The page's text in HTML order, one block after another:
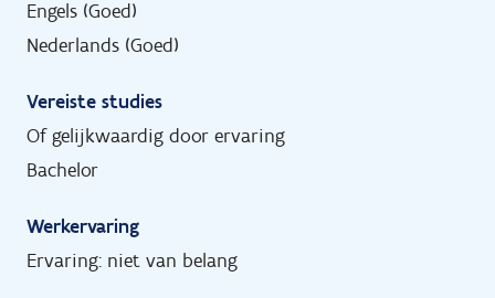
Engels (Goed)
Nederlands (Goed)
Vereiste studies
Of gelijkwaardig door ervaring
Bachelor
Werkervaring
Ervaring: niet van belang